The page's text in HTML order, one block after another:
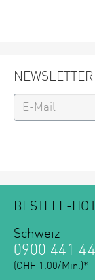
NEWSLETTER
BESTELL-
Schweiz
0900 441
(CHF 1.00/Min.)*